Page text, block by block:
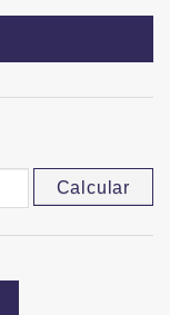
Calcular